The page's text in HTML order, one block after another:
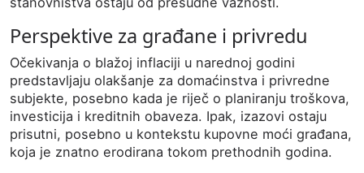
Perspektive za građane i privredu
Očekivanja o blažoj inflaciji u narednoj godini
predstavljaju olakšanje za domaćinstva i privredne
subjekte, posebno kada je riječ o planiranju troškova,
investicija i kreditnih obaveza. Ipak, izazovi ostaju
prisutni, posebno u kontekstu kupovne moći građana,
koja je znatno erodirana tokom prethodnih godina.